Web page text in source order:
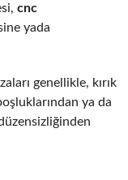
cnc
yada
genellikle, kırık
ya da